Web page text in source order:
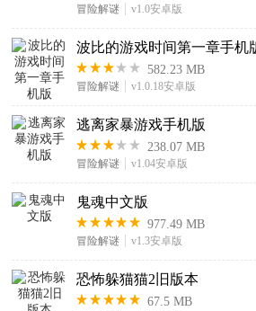
冒险解谜 v1.0安卓版
波比的游戏时间第一章手机
582.23 MB
冒险解谜 v1.0.18安卓版
逃离家暴游戏手机版
238.07 MB
冒险解谜 v1.04安卓版
鬼魂中文版
977.49 MB
冒险解谜 v1.3安卓版
恐怖躲猫猫2旧版本
67.5 MB